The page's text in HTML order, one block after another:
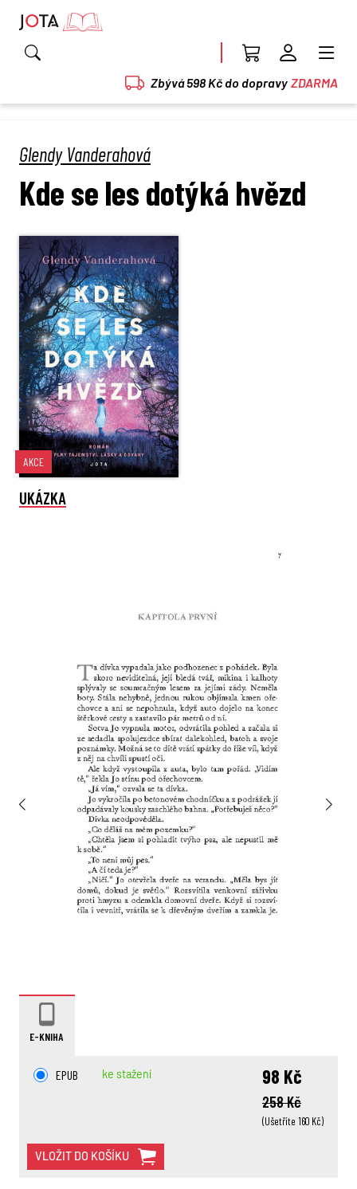
Zbývá 598 Kč do dopravy ZDARMA
AKCE
Glendy Vanderahová
Kde se les dotýká hvězd
UKÁZKA
E-KNIHA
EPUB ke stažení
258 Kč
(Ušetříte 160 Kč)
98 Kč
VLOŽIT DO KOŠÍKU